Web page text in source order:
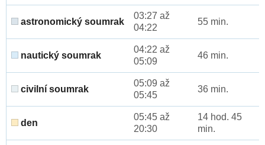
astronomický soumrak
03:27 až
04:22
55 min.
nautický soumrak
04:22 až
05:09
46 min.
civilní soumrak
05:09 až
05:45
36 min.
den
05:45 až
20:30
14 hod. 45
min.